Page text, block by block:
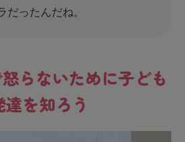
だったんだね。
らないために子ども
達を知ろう